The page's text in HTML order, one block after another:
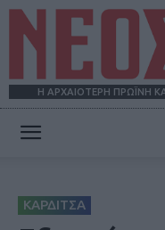
Η ΑΡΧΑΙΟΤΕΡΗ ΠΡΩΪΝΗ
ΚΑΡΔΙΤΣΑ